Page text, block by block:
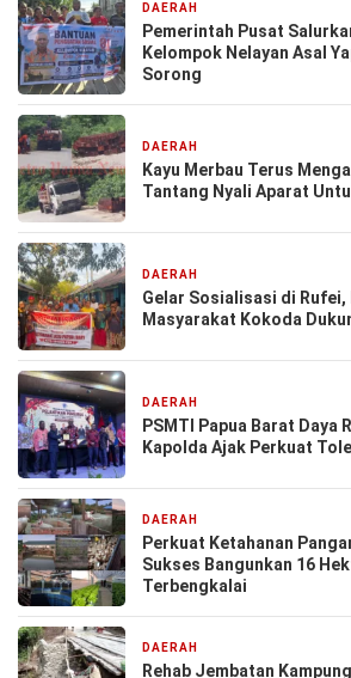
DAERAH
Pemerintah Pusat
Kelompok Nelayan Asal
Sorong
DAERAH
Kayu Merbau Terus
Tantang Nyali Aparat
DAERAH
Gelar Sosialisasi di Rufei,
Masyarakat Kokoda
DAERAH
PSMTI Papua Barat Daya
Kapolda Ajak Perkuat
DAERAH
Perkuat Ketahanan
Sukses Bangunkan 16
Terbengkalai
DAERAH
Rehab Jembatan